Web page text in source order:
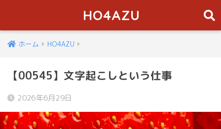
HO4AZU
ホーム HO4AZU
【00545】文字起こしという仕事
2026年6月29日